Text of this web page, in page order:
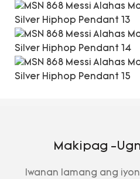
Makipag -
Iwanan lamang ang